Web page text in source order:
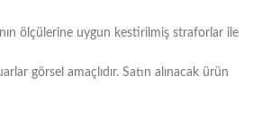
ölçülerine uygun kestirilmiş straforlar ile
görsel amaçlıdır. Satın alınacak ürün